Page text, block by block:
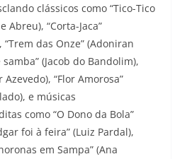
clássicos como “Tico-Tico
Abreu), “Corta-Jaca”
das Onze” (Adoniran
(Jacob do Bandolim),
“Flor Amorosa”
e músicas
como “O Dono da Bola”
foi à feira” (Luiz Pardal),
em Sampa” (Ana